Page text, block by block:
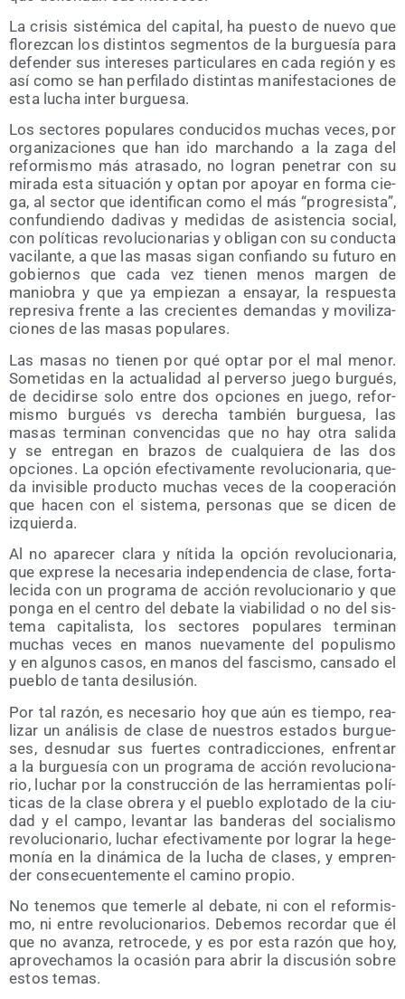
La cri­sis sis­té­mi­ca del capi­tal, ha pues­to de nue­vo que
flo­rez­can los dis­tin­tos seg­men­tos de la bur­gue­sía para
defen­der sus intere­ses par­ti­cu­la­res en cada región y es
así como se han per­fi­la­do dis­tin­tas mani­fes­ta­cio­nes de
esta lucha inter burguesa.
Los sec­to­res popu­la­res con­du­ci­dos muchas veces, por
orga­ni­za­cio­nes que han ido mar­chan­do a la zaga del
refor­mis­mo más atra­sa­do, no logran pene­trar con su
mira­da esta situa­ción y optan por apo­yar en for­ma cie­
ga, al sec­tor que iden­ti­fi­can como el más “pro­gre­sis­ta”,
con­fun­dien­do dadi­vas y medi­das de asis­ten­cia social,
con polí­ti­cas revo­lu­cio­na­rias y obli­gan con su con­duc­ta
vaci­lan­te, a que las masas sigan con­fian­do su futu­ro en
gobier­nos que cada vez tie­nen menos mar­gen de
manio­bra y que ya empie­zan a ensa­yar, la res­pues­ta
repre­si­va fren­te a las cre­cien­tes deman­das y movi­li­za­
cio­nes de las masas populares.
Las masas no tie­nen por qué optar por el mal menor.
Some­ti­das en la actua­li­dad al per­ver­so jue­go bur­gués,
de deci­dir­se solo entre dos opcio­nes en jue­go, refor­
mis­mo bur­gués vs dere­cha tam­bién bur­gue­sa, las
masas ter­mi­nan con­ven­ci­das que no hay otra sali­da
y se entre­gan en bra­zos de cual­quie­ra de las dos
opcio­nes. La opción efec­ti­va­men­te revo­lu­cio­na­ria, que­
da invi­si­ble pro­duc­to muchas veces de la coope­ra­ción
que hacen con el sis­te­ma, per­so­nas que se dicen de
izquierda.
Al no apa­re­cer cla­ra y níti­da la opción revo­lu­cio­na­ria,
que expre­se la nece­sa­ria inde­pen­den­cia de cla­se, for­ta­
le­ci­da con un pro­gra­ma de acción revo­lu­cio­na­rio y que
pon­ga en el cen­tro del deba­te la via­bi­li­dad o no del sis­
te­ma capi­ta­lis­ta, los sec­to­res popu­la­res ter­mi­nan
muchas veces en manos nue­va­men­te del popu­lis­mo
y en algu­nos casos, en manos del fas­cis­mo, can­sa­do el
pue­blo de tan­ta desilusión.
Por tal razón, es nece­sa­rio hoy que aún es tiem­po, rea­
li­zar un aná­li­sis de cla­se de nues­tros esta­dos bur­gue­
ses, des­nu­dar sus fuer­tes con­tra­dic­cio­nes, enfren­tar
a la bur­gue­sía con un pro­gra­ma de acción revo­lu­cio­na­
rio, luchar por la cons­truc­ción de las herra­mien­tas polí­
ti­cas de la cla­se obre­ra y el pue­blo explo­ta­do de la ciu­
dad y el cam­po, levan­tar las ban­de­ras del socia­lis­mo
revo­lu­cio­na­rio, luchar efec­ti­va­men­te por lograr la hege­
mo­nía en la diná­mi­ca de la lucha de cla­ses, y empren­
der con­se­cuen­te­men­te el camino propio.
No tene­mos que temer­le al deba­te, ni con el refor­mis­
mo, ni entre revo­lu­cio­na­rios. Debe­mos recor­dar que él
que no avan­za, retro­ce­de, y es por esta razón que hoy,
apro­ve­cha­mos la oca­sión para abrir la dis­cu­sión sobre
estos temas.